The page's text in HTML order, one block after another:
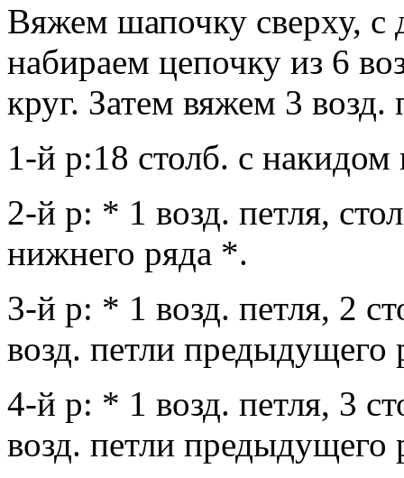
Вяжем шапочку сверху,
набираем цепочку из 6
круг. Затем вяжем 3 возд.
1-й р:18 столб. с накидом
2-й р: * 1 возд. петля,
нижнего ряда *.
3-й р: * 1 возд. петля, 2
возд. петли предыдущего
4-й р: * 1 возд. петля, 3
возд. петли предыдущего